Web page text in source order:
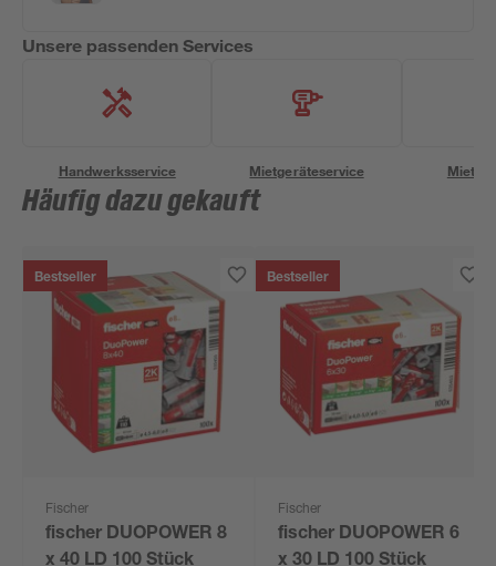
Unsere passenden Services
Handwerksservice Mietgeräteservice
Häufig dazu gekauft
Bestseller
Fischer
fischer DUOPOWER 8
x 40 LD 100 Stück
Bestseller
Fischer
fischer DUOPOWER 6
x 30 LD 100 Stück